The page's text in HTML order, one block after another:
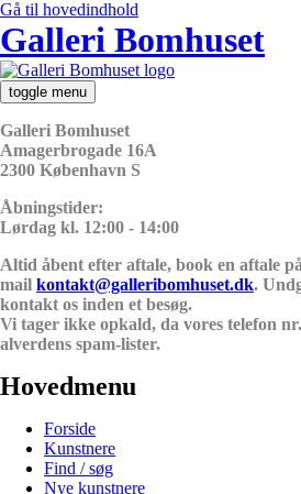
Gå til hovedindhold
Galleri Bomhuset
toggle menu
Galleri Bomhuset
Amagerbrogade 16A
2300 København S
Åbningstider:
Lørdag kl. 12:00 - 14:00
Altid åbent efter aftale, book en aftale
mail kontakt@galleribomhuset.dk.
kontakt os inden et besøg.
Vi tager ikke opkald, da vores telefon
alverdens spam-lister.
Hovedmenu
Forside
Kunstnere
Find / søg
Nye kunstnere